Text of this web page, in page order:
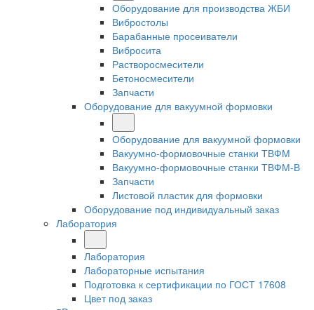
Оборудование для производства ЖБИ
Вибростолы
Барабанные просеиватели
Вибросита
Растворосмесители
Бетоносмесители
Запчасти
Оборудование для вакуумной формовки
Оборудование для вакуумной формовки
Вакуумно-формовочные станки ТВФМ
Вакуумно-формовочные станки ТВФМ-В
Запчасти
Листовой пластик для формовки
Оборудование под индивидуальный заказ
Лаборатория
Лаборатория
Лабораторные испытания
Подготовка к сертификации по ГОСТ 17608
Цвет под заказ